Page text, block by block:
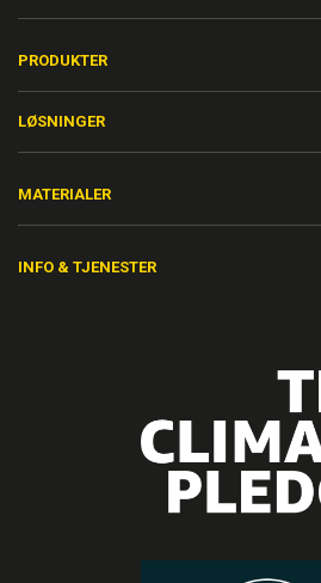
PRODUKTER
LØSNINGER
MATERIALER
INFO & TJENESTER